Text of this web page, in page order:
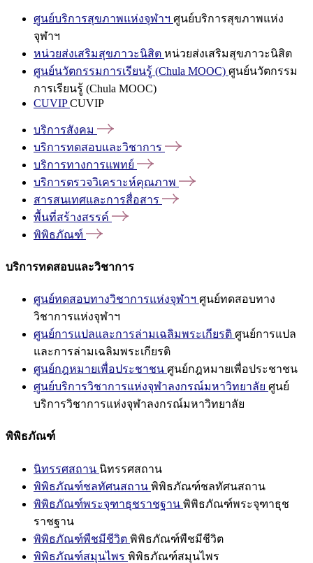
ศูนย์บริการสุขภาพแห่งจุฬาฯ ศูนย์บริการสุขภาพแห่ง
จุฬาฯ
หน่วยส่งเสริมสุขภาวะนิสิต หน่วยส่งเสริมสุขภาวะนิสิต
ศูนย์นวัตกรรมการเรียนรู้ (Chula MOOC) ศูนย์นวัตกรรม
การเรียนรู้ (Chula MOOC)
CUVIPCUVIP
บริการสังคม
บริการทดสอบและวิชาการ
บริการทางการแพทย์
บริการตรวจวิเคราะห์คุณภาพ
สารสนเทศและการสื่อสาร
พื้นที่สร้างสรรค์
พิพิธภัณฑ์
บริการทดสอบและวิชาการ
ศูนย์ทดสอบทางวิชาการแห่งจุฬาฯ ศูนย์ทดสอบทาง
วิชาการแห่งจุฬาฯ
ศูนย์การแปลและการล่ามเฉลิมพระเกียรติ ศูนย์การแปล
และการล่ามเฉลิมพระเกียรติ
ศูนย์กฎหมายเพื่อประชาชน ศูนย์กฎหมายเพื่อประชาชน
ศูนย์บริการวิชาการแห่งจุฬาลงกรณ์มหาวิทยาลัย ศูนย์
บริการวิชาการแห่งจุฬาลงกรณ์มหาวิทยาลัย
พิพิธภัณฑ์
นิทรรศสถาน นิทรรศสถาน
พิพิธภัณฑ์ชลทัศนสถาน พิพิธภัณฑ์ชลทัศนสถาน
พิพิธภัณฑ์พระจุฑาธุชราชฐาน พิพิธภัณฑ์พระจุฑาธุช
ราชฐาน
พิพิธภัณฑ์พืชมีชีวิต พิพิธภัณฑ์พืชมีชีวิต
พิพิธภัณฑ์สมุนไพร พิพิธภัณฑ์สมุนไพร